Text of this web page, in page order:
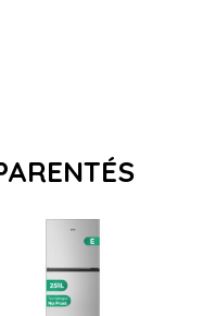
Ventilation